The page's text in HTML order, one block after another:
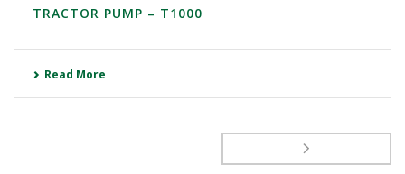
TRACTOR PUMP – T1000
Read More